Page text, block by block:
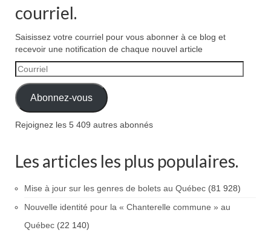
courriel.
Saisissez votre courriel pour vous abonner à ce blog et
recevoir une notification de chaque nouvel article
Courriel
Abonnez-vous
Rejoignez les 5 409 autres abonnés
Les articles les plus populaires.
Mise à jour sur les genres de bolets au Québec (81 928)
Nouvelle identité pour la « Chanterelle commune » au
Québec (22 140)